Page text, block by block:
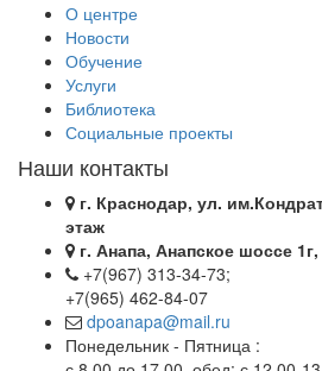
О центре
Новости
Обучение
Услуги
Библиотека
Социальные проекты
Наши контакты
г. Краснодар, ул.
этаж
г. Анапа, Анапское шоссе
+7(967) 313-34-73;
+7(965) 462-84-07
dpoanapa@mail.ru
Понедельник - Пятница :